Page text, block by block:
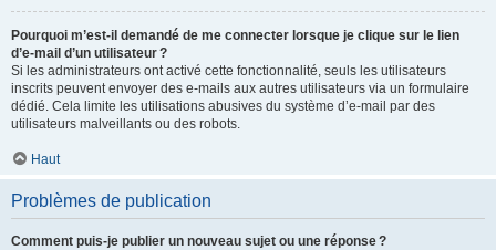
Pourquoi m’est-il demandé de me connecter lorsque je clique sur le lien
d’e-mail d’un utilisateur ?
Si les administrateurs ont activé cette fonctionnalité, seuls les utilisateurs
inscrits peuvent envoyer des e-mails aux autres utilisateurs via un formulaire
dédié. Cela limite les utilisations abusives du système d’e-mail par des
utilisateurs malveillants ou des robots.
Haut
Problèmes de publication
Comment puis-je publier un nouveau sujet ou une réponse ?